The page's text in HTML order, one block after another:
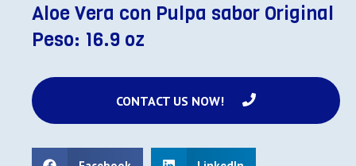
Aloe Vera con Pulpa sabor Original
Peso: 16.9 oz
CONTACT US NOW!